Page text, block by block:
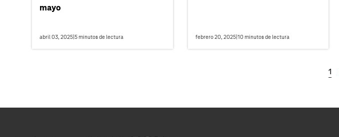
mayo
abril 03, 2025 5 minutos de lectura febrero 20, 2025| 10 minutos de lectura
1